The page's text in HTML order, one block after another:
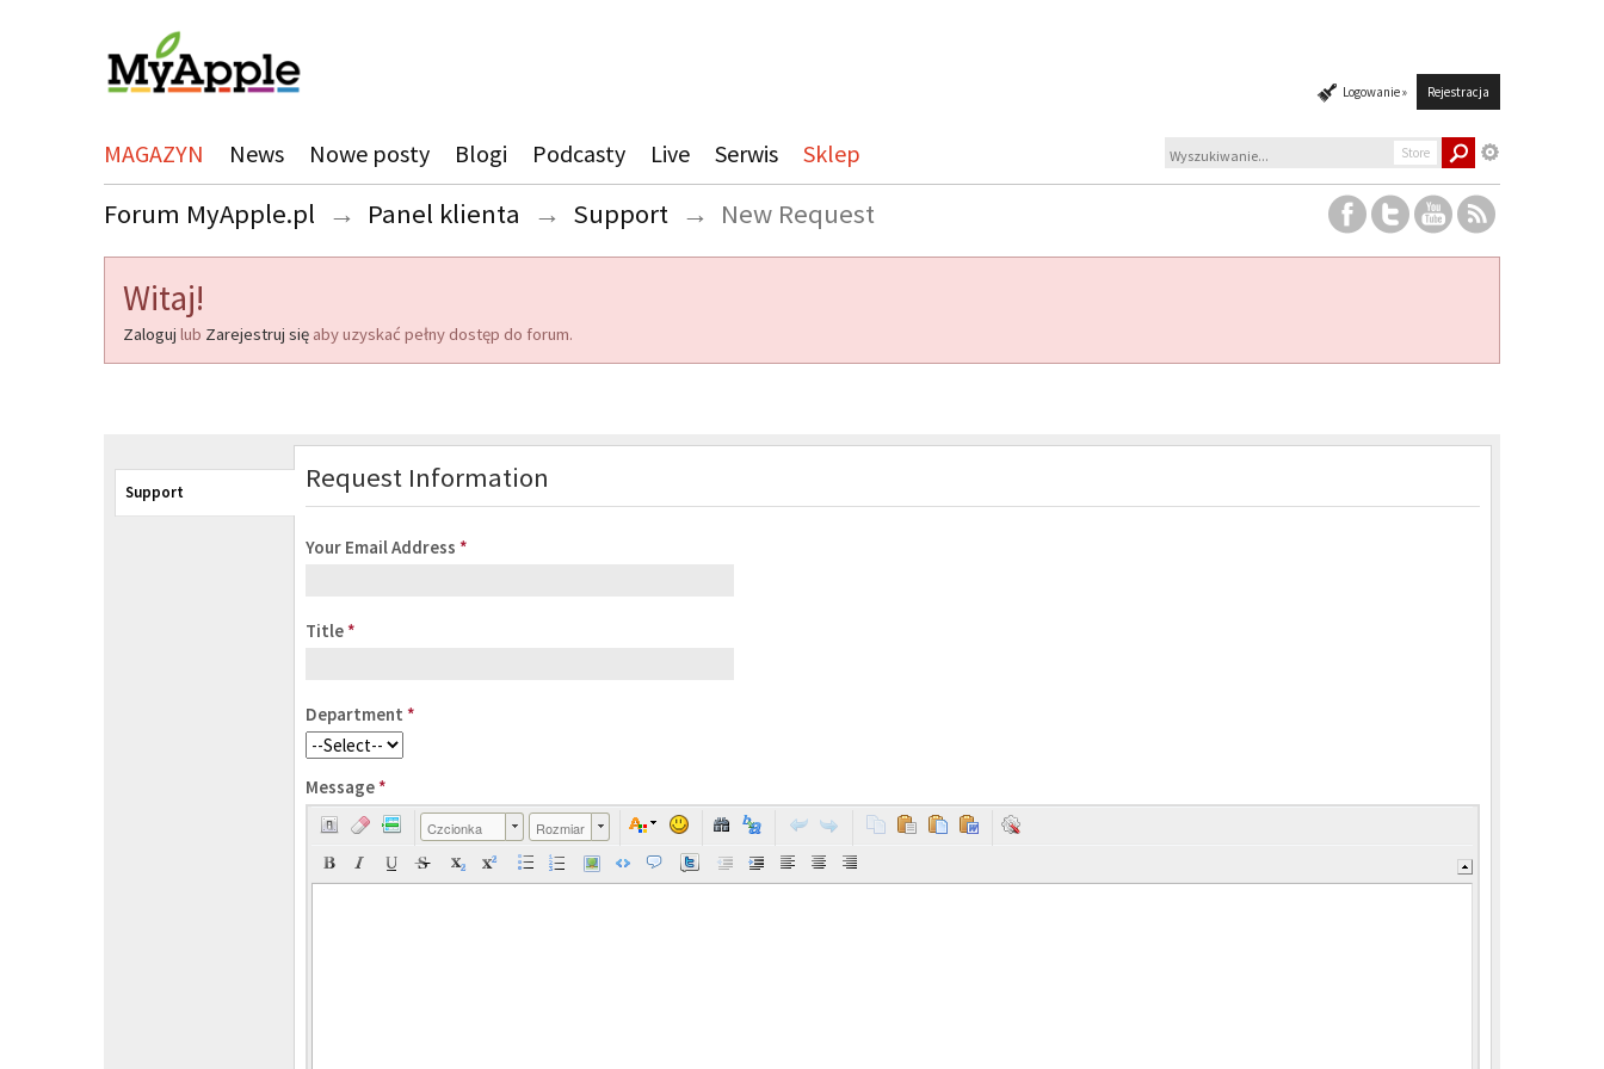
Logowanie » Rejestracja
MAGAZYN News Nowe posty Blogi Podcasty Live Serwis Sklep Store
Forum MyApple.pl → Panel klienta → Support → New Request
Witaj!
Zaloguj lub Zarejestruj się aby uzyskać pełny dostęp do forum.
Support Request Information
Your Email Address *
Title *
Department *
Message *
Czcionka Rozmiar